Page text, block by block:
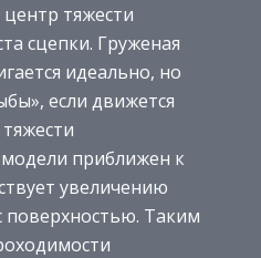
тяжести
сцепки. Груженая
идеально, но
если движется
приближен к
увеличению
поверхностью. Таким